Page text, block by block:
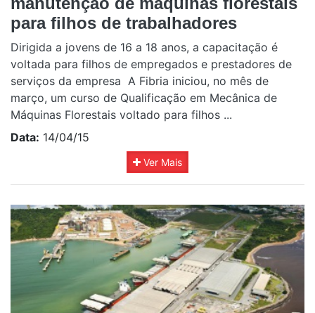
para filhos de trabalhadores
Dirigida a jovens de 16 a 18 anos, a capacitação é
voltada para filhos de empregados e prestadores de
serviços da empresa A Fibria iniciou, no mês de
março, um curso de Qualificação em Mecânica de
Máquinas Florestais voltado para filhos ...
Data: 14/04/15
Ver Mais